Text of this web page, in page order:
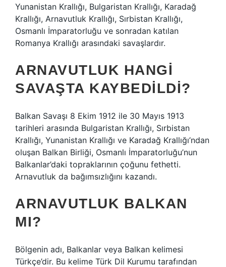
Yunanistan Krallığı, Bulgaristan Krallığı, Karadağ
Krallığı, Arnavutluk Krallığı, Sırbistan Krallığı,
Osmanlı İmparatorluğu ve sonradan katılan
Romanya Krallığı arasındaki savaşlardır.
ARNAVUTLUK HANGI
SAVAŞTA KAYBEDILDI?
Balkan Savaşı 8 Ekim 1912 ile 30 Mayıs 1913
tarihleri ​​arasında Bulgaristan Krallığı, Sırbistan
Krallığı, Yunanistan Krallığı ve Karadağ Krallığı’ndan
oluşan Balkan Birliği, Osmanlı İmparatorluğu’nun
Balkanlar’daki topraklarının çoğunu fethetti.
Arnavutluk da bağımsızlığını kazandı.
ARNAVUTLUK BALKAN
MI?
Bölgenin adı, Balkanlar veya Balkan kelimesi
Türkçe’dir. Bu kelime Türk Dil Kurumu tarafından